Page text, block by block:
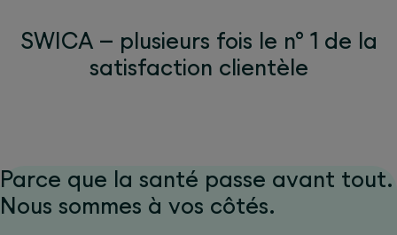
SWICA – plusieurs fois le n° 1 de la
satisfaction clientèle
Parce que la santé passe avant tout.
Nous sommes à vos côtés.